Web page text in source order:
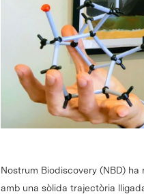
Nostrum Biodiscovery (NBD)
amb una sòlida trajectòria